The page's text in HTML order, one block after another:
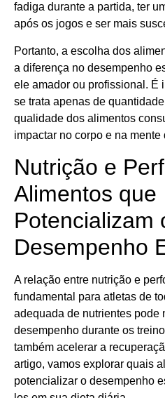
fadiga durante a partida, ter
após os jogos e ser mais
Portanto, a escolha dos
a diferença no desempenho
ele amador ou profissional. É
se trata apenas de
qualidade dos alimentos
impactar no corpo e na
Nutrição e
Alimentos que
Potencializam
Desempenho
A relação entre nutrição e
fundamental para atletas de
adequada de nutrientes pode
desempenho durante os
também acelerar a
artigo, vamos explorar quais
potencializar o desempenho